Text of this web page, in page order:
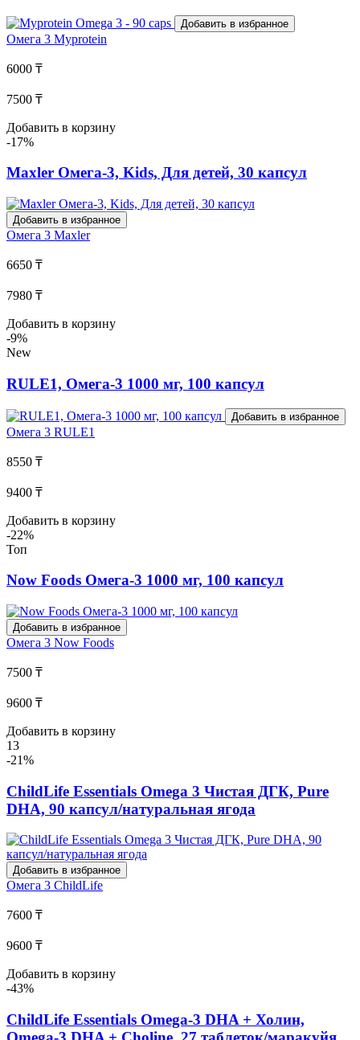
Добавить в избранное
Омега 3 Myprotein
6000 ₸
7500 ₸
Добавить в корзину
-17%
Maxler Омега-3, Kids, Для детей, 30 капсул
Добавить в избранное
Омега 3 Maxler
6650 ₸
7980 ₸
Добавить в корзину
-9%
New
RULE1, Омега-3 1000 мг, 100 капсул
Добавить в избранное
Омега 3 RULE1
8550 ₸
9400 ₸
Добавить в корзину
-22%
Топ
Now Foods Омега-3 1000 мг, 100 капсул
Добавить в избранное
Омега 3 Now Foods
7500 ₸
9600 ₸
Добавить в корзину
13
-21%
ChildLife Essentials Omega 3 Чистая ДГК, Pure
DHA, 90 капсул/натуральная ягода
Добавить в избранное
Омега 3 ChildLife
7600 ₸
9600 ₸
Добавить в корзину
-43%
ChildLife Essentials Omega-3 DHA + Холин,